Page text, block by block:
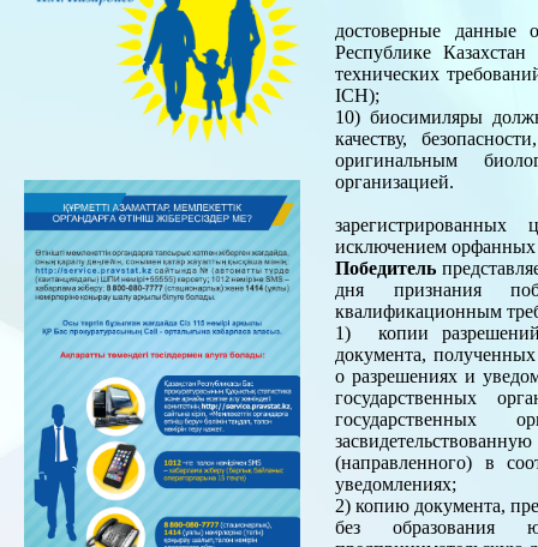
достоверные данные
Республике
технических
ICH);
10) биосимиляры
качеству,
оригинальным
организацией.
исключением орфанных
Победитель
дня признания
квалификационным
1) копии разрешений
документа, полученных
о разрешениях и
государственных
государственных
(направленного) в
уведомлениях;
2) копию документа,
без образования